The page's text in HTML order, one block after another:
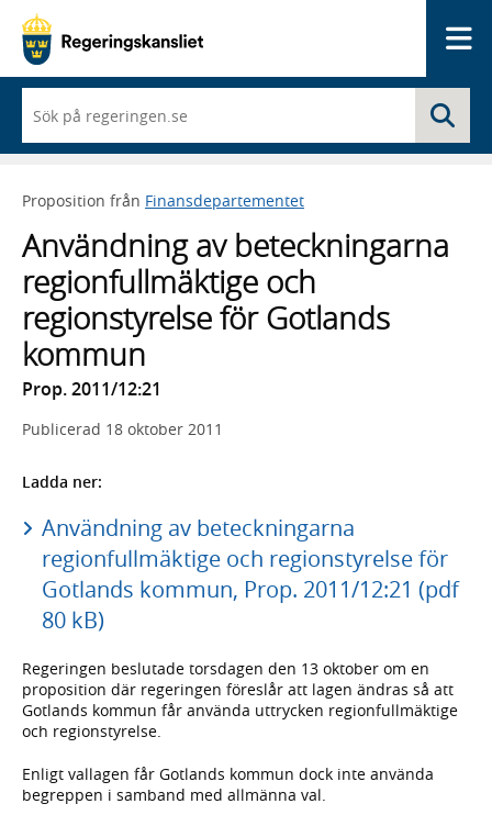
du
börjar
skriva
framträder
lista
med
sökförslag
Proposition från Finansdepartementet
Användning av beteckningarna
regionfullmäktige och
regionstyrelse för Gotlands
kommun
Prop. 2011/12:21
Publicerad 18 oktober 2011
Ladda ner:
Användning av beteckningarna
regionfullmäktige och regionstyrelse för
Gotlands kommun, Prop. 2011/12:21 (pdf
80 kB)
Regeringen beslutade torsdagen den 13 oktober om en
proposition där regeringen föreslår att lagen ändras så att
Gotlands kommun får använda uttrycken regionfullmäktige
och regionstyrelse.
Enligt vallagen får Gotlands kommun dock inte använda
begreppen i samband med allmänna val.